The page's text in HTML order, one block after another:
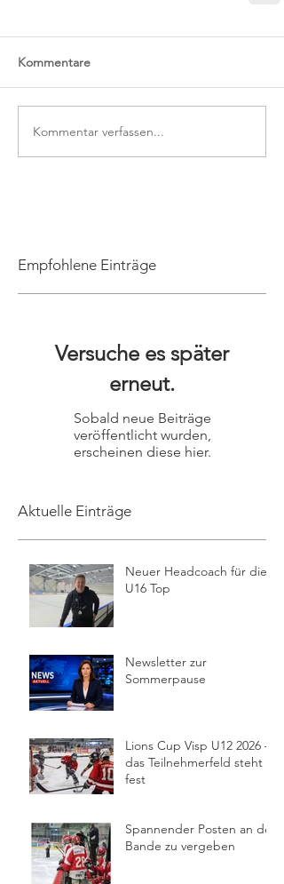
Kommentare
Kommentar verfassen...
Empfohlene Einträge
Versuche es später
erneut.
Sobald neue Beiträge
veröffentlicht wurden,
erscheinen diese hier.
Aktuelle Einträge
Neuer Headcoach für die
U16 Top
Newsletter zur
Sommerpause
Lions Cup Visp U12 2026 –
das Teilnehmerfeld steht
fest
Spannender Posten an der
Bande zu vergeben